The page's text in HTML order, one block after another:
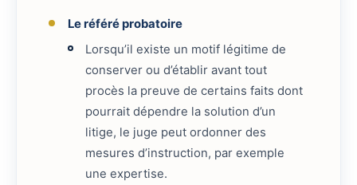
Le référé probatoire
Lorsqu’il existe un motif légitime de
conserver ou d’établir avant tout
procès la preuve de certains faits dont
pourrait dépendre la solution d’un
litige, le juge peut ordonner des
mesures d’instruction, par exemple
une expertise.